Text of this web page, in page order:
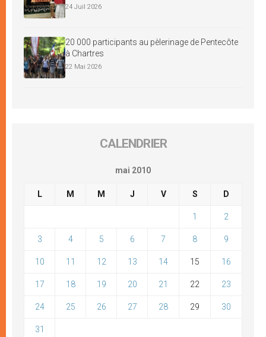
24 Juil 2026
20 000 participants au pèlerinage de Pentecôte
à Chartres
22 Mai 2026
CALENDRIER
mai 2010
L M M J V S D
1 2
3 4 5 6 7 8 9
10 11 12 13 14 15 16
17 18 19 20 21 22 23
24 25 26 27 28 29 30
31